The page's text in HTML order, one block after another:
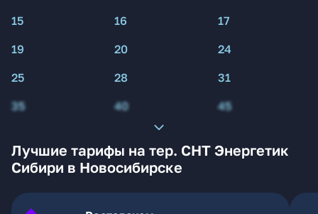
15
16
17
19
20
24
25
28
31
35
40 45
Лучшие тарифы на тер. СНТ Энергетик
Сибири в Новосибирске